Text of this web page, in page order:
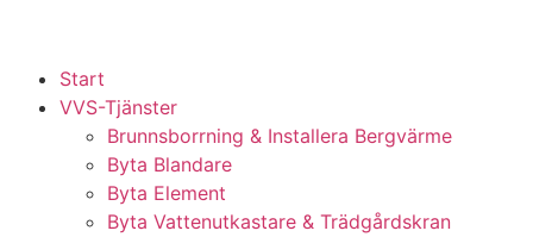
Start
VVS-Tjänster
Brunnsborrning & Installera Bergvärme
Byta Blandare
Byta Element
Byta Vattenutkastare & Trädgårdskran